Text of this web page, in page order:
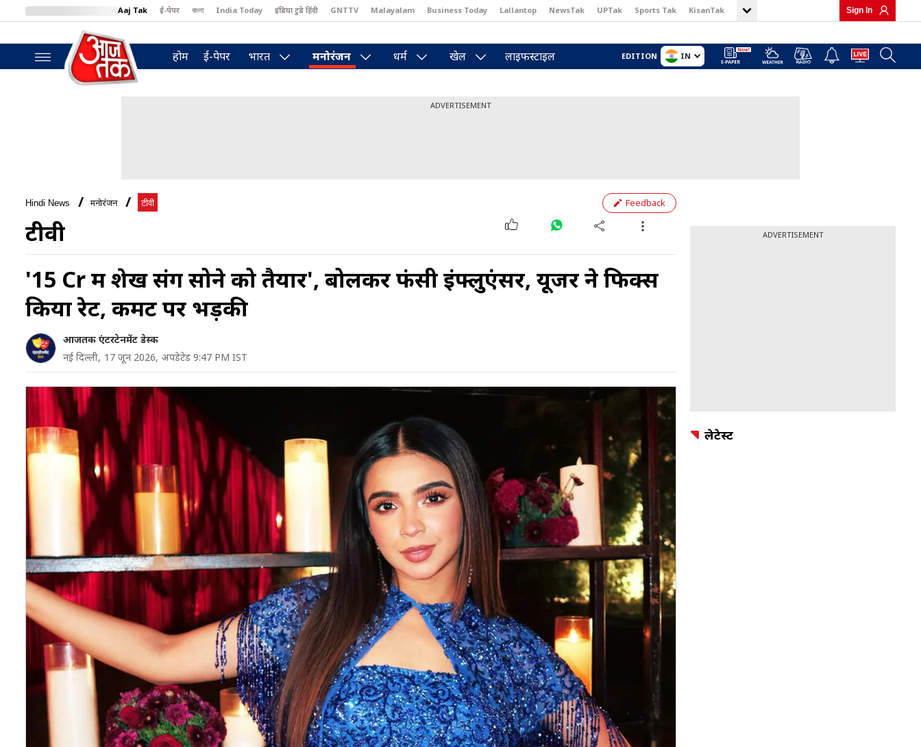
Aaj Tak ई-पेपर বাংলা India Today इंडिया टुडे हिंदी GNTTV Malayalam Business Today Lallantop NewsTak UPTak Sports Tak KisanTak
BT Bazaar
Sign In
होम ई-पेपर भारत मनोरंजन धर्म खेल लाइफस्टाइल EDITION IN
ADVERTISEMENT
Hindi News मनोरंजन टीवी Feedback
टीवी
'15 Cr में शेख संग सोने को तैयार', बोलकर फंसी इंफ्लुएंसर, यूजर ने फिक्स
किया रेट, कमेंट पर भड़की
आजतक एंटरटेनमेंट डेस्क
नई दिल्ली, 17 जून 2026, अपडेटेड 9:47 PM IST
ADVERTISEMENT
लेटेस्ट